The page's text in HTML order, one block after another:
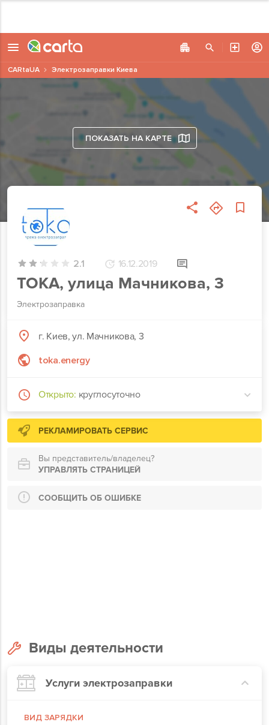
ПОКАЗАТЬ НА КАРТЕ
2.1 16.12.2019
TOKA, улица Мачникова, 3
Электрозаправка
г. Киев, ул. Мачникова, 3
toka.energy
Открыто: круглосуточно
РЕКЛАМИРОВАТЬ СЕРВИС
Вы представитель/владелец?
УПРАВЛЯТЬ СТРАНИЦЕЙ
СООБЩИТЬ ОБ ОШИБКЕ
CARtaUA Электрозаправки Киева
Виды деятельности
Услуги электрозаправки
ВИД ЗАРЯДКИ